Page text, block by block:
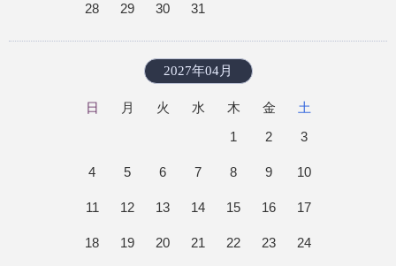
28 29 30 31
2027年04月
日 月 火 水 木 金
土
1
2 3
4 5 6 7 8 9 10
11 12 13 14 15 16 17
18 19 20 21 22 23 24